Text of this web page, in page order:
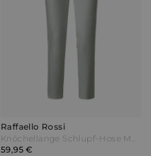
Raffaello Rossi
Knöchellange Schlupf-Hose Modell Penny Raffaello Rossi grün
59,95 €